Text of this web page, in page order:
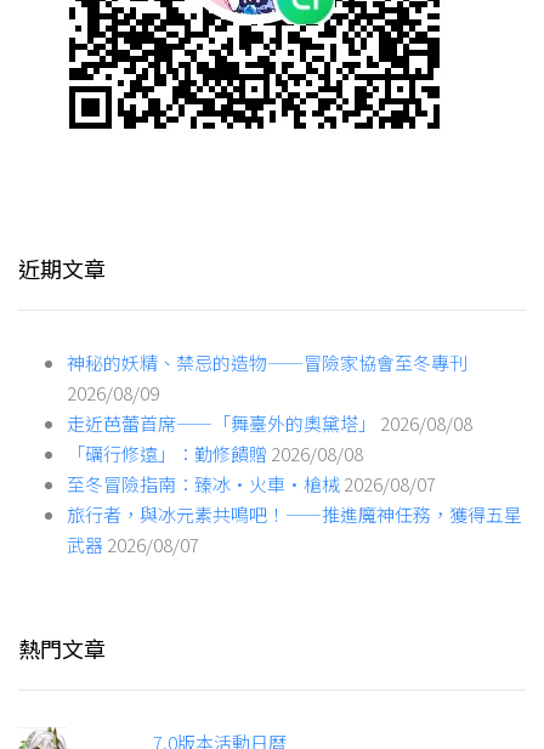
近期文章
神秘的妖精、禁忌的造物——冒險家協會至冬專刊
2026/08/09
走近芭蕾首席——「舞臺外的奧黛塔」
2026/08/08
「礪行修遠」：勤修饋贈 2026/08/08
至冬冒險指南：臻冰·火車·槍械2026/08/07
旅行者，與冰元素共鳴吧！——推進魔神任務，獲得五星
武器2026/08/07
熱門文章
7.0版本活動日曆